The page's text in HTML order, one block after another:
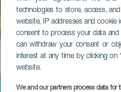
technologies to store, access,
website, IP addresses and cookie
consent to process your data and
can withdraw your consent or
interest at any time by clicking on
website.
We and our partners process data for